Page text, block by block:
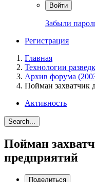
Войти
Забыли
Регистрация
Главная
Технологии
Архив форума
Пойман захватчик
Активность
Search...
Пойман
предприятий
Поделиться